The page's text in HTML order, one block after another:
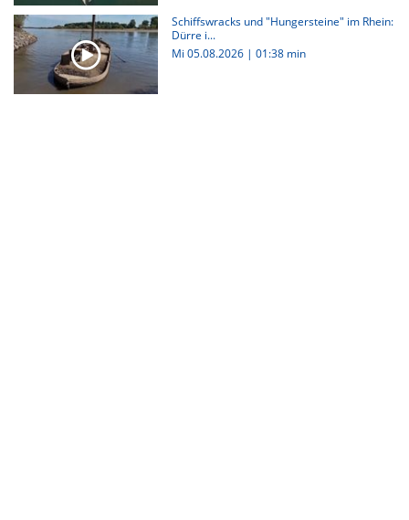
Schiffswracks und "Hungersteine" im Rhein:
Dürre i...
Mi 05.08.2026 | 01:38 min